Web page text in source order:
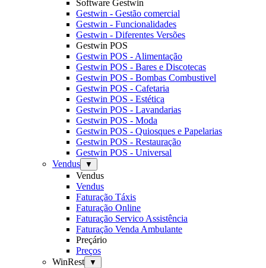
Software Gestwin
Gestwin - Gestão comercial
Gestwin - Funcionalidades
Gestwin - Diferentes Versões
Gestwin POS
Gestwin POS - Alimentação
Gestwin POS - Bares e Discotecas
Gestwin POS - Bombas Combustivel
Gestwin POS - Cafetaria
Gestwin POS - Estética
Gestwin POS - Lavandarias
Gestwin POS - Moda
Gestwin POS - Quiosques e Papelarias
Gestwin POS - Restauração
Gestwin POS - Universal
Vendus
▼
Vendus
Vendus
Faturação Táxis
Faturação Online
Faturação Servico Assistência
Faturação Venda Ambulante
Preçário
Preços
WinRest
▼